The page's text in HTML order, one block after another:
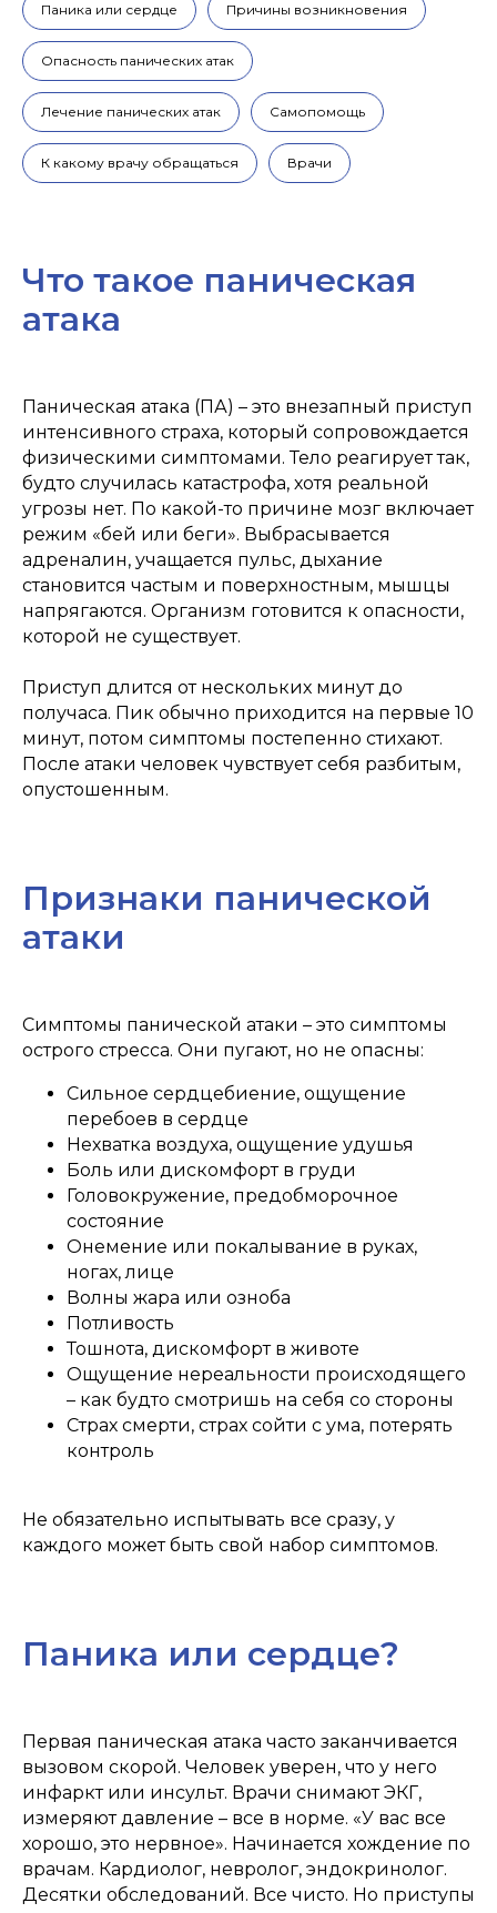
Паника или сердце Причины возникновения
Опасность панических атак
Лечение панических атак Самопомощь
К какому врачу обращаться Врачи
Что такое паническая
атака
Паническая атака (ПА) – это внезапный приступ
интенсивного страха, который сопровождается
физическими симптомами. Тело реагирует так,
будто случилась катастрофа, хотя реальной
угрозы нет. По какой-то причине мозг включает
режим «бей или беги». Выбрасывается
адреналин, учащается пульс, дыхание
становится частым и поверхностным, мышцы
напрягаются. Организм готовится к опасности,
которой не существует.
Приступ длится от нескольких минут до
получаса. Пик обычно приходится на первые 10
минут, потом симптомы постепенно стихают.
После атаки человек чувствует себя разбитым,
опустошенным.
Признаки панической
атаки
Симптомы панической атаки – это симптомы
острого стресса. Они пугают, но не опасны:
Сильное сердцебиение, ощущение
перебоев в сердце
Нехватка воздуха, ощущение удушья
Боль или дискомфорт в груди
Головокружение, предобморочное
состояние
Онемение или покалывание в руках,
ногах, лице
Волны жара или озноба
Потливость
Тошнота, дискомфорт в животе
Ощущение нереальности происходящего
– как будто смотришь на себя со стороны
Страх смерти, страх сойти с ума, потерять
контроль
Не обязательно испытывать все сразу, у
каждого может быть свой набор симптомов.
Паника или сердце?
Первая паническая атака часто заканчивается
вызовом скорой. Человек уверен, что у него
инфаркт или инсульт. Врачи снимают ЭКГ,
измеряют давление – все в норме. «У вас все
хорошо, это нервное». Начинается хождение по
врачам. Кардиолог, невролог, эндокринолог.
Десятки обследований. Все чисто. Но приступы